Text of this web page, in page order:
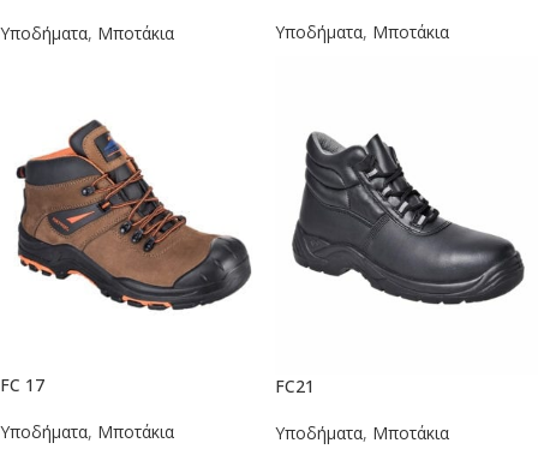
Υποδήματα, Μποτάκια Υποδήματα, Μποτάκια
FC 17
Υποδήματα, Μποτάκια
FC21
Υποδήματα, Μποτάκια